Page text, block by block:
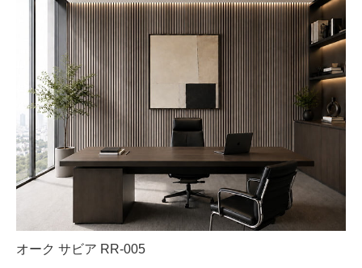
オーク サビア RR-005